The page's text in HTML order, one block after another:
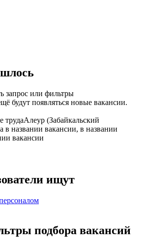
запрос или фильтры
будут появляться новые вакансии.
трудаАлеур (Забайкальский
в названии вакансии, в названии
вакансии
ищут
подбора вакансий